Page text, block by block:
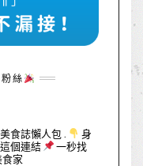
絲
食誌懶人包 .
身
個連結
一秒找
食家